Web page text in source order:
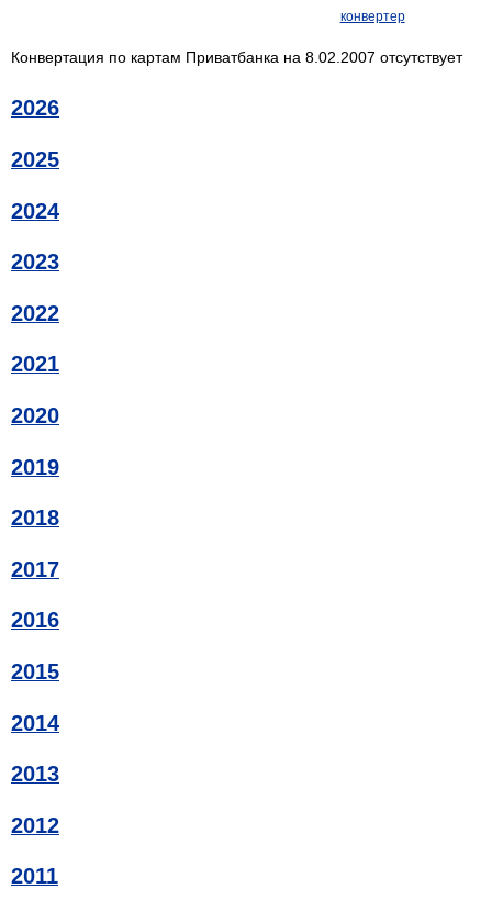
конвертер
Конвертация по картам Приватбанка на 8.02.2007 отсутствует
2026
2025
2024
2023
2022
2021
2020
2019
2018
2017
2016
2015
2014
2013
2012
2011